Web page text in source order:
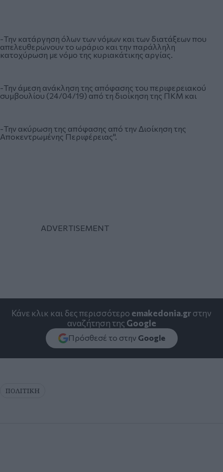
-Την κατάργηση όλων των νόμων και των διατάξεων που
απελευθερώνουν το ωράριο και την παράλληλη
κατοχύρωση με νόμο της κυριακάτικης αργίας.
-Την άμεση ανάκληση της απόφασης του περιφερειακού
συμβουλίου (24/04/19) από τη διοίκηση της ΠΚΜ και
-Την ακύρωση της απόφασης από την Διοίκηση της
Αποκεντρωμένης Περιφέρειας".
Κάνε κλικ και δες περισσότερο emakedonia.grστην
αναζήτηση της Google
Πρόσθεσέ το στην Google
ΠΟΛΙΤΙΚΗ